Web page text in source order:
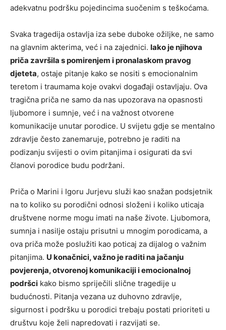
adekvatnu podršku pojedincima suočenim s teškoćama.
Svaka tragedija ostavlja iza sebe duboke ožiljke, ne samo
na glavnim akterima, već i na zajednici. Iako je njihova
priča završila s pomirenjem i pronalaskom pravog
djeteta, ostaje pitanje kako se nositi s emocionalnim
teretom i traumama koje ovakvi događaji ostavljaju. Ova
tragična priča ne samo da nas upozorava na opasnosti
ljubomore i sumnje, već i na važnost otvorene
komunikacije unutar porodice. U svijetu gdje se mentalno
zdravlje često zanemaruje, potrebno je raditi na
podizanju svijesti o ovim pitanjima i osigurati da svi
članovi porodice budu podržani.
Priča o Marini i Igoru Jurjevu služi kao snažan podsjetnik
na to koliko su porodični odnosi složeni i koliko uticaja
društvene norme mogu imati na naše živote. Ljubomora,
sumnja i nasilje ostaju prisutni u mnogim porodicama, a
ova priča može poslužiti kao poticaj za dijalog o važnim
pitanjima. U konačnici, važno je raditi na jačanju
povjerenja, otvorenoj komunikaciji i emocionalnoj
podršci kako bismo spriječili slične tragedije u
budućnosti. Pitanja vezana uz duhovno zdravlje,
sigurnost i podršku u porodici trebaju postati prioriteti u
društvu koje želi napredovati i razvijati se.